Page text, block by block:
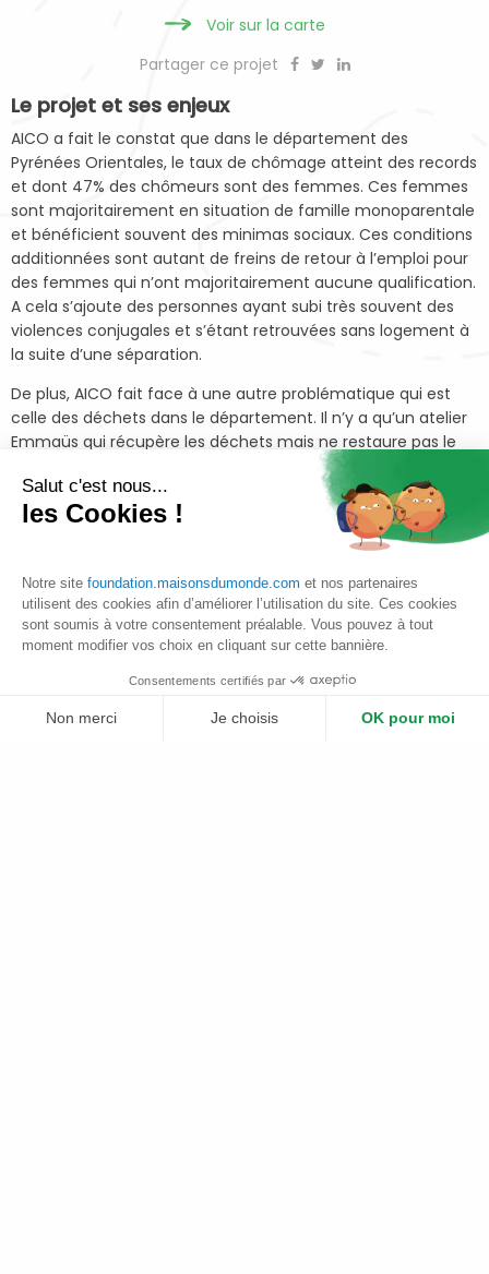
Voir sur la carte
Partager ce projet
Le projet et ses enjeux
AICO a fait le constat que dans le département des
Pyrénées Orientales, le taux de chômage atteint des records
et dont 47% des chômeurs sont des femmes. Ces femmes
sont majoritairement en situation de famille monoparentale
et bénéficient souvent des minimas sociaux. Ces conditions
additionnées sont autant de freins de retour à l’emploi pour
des femmes qui n’ont majoritairement aucune qualification.
A cela s’ajoute des personnes ayant subi très souvent des
violences conjugales et s’étant retrouvées sans logement à
la suite d’une séparation.
De plus, AICO fait face à une autre problématique qui est
celle des déchets dans le département. Il n’y a qu’un atelier
Emmaüs qui récupère les déchets mais ne restaure pas le
C’est pourquoi l’association a lancé son projet de
revalorisation du bois pour répondre à ces
grâce à la revalorisation des déchets et en
particulier du matériau bois.
Ainsi, AICO a pour vocation d’aider davantage de
salariées dans leur réinsertion professionnelle en
revalorisation du bois.
Salut c'est nous...
les Cookies !
Notre site foundation.maisonsdumonde.com et nos partenaires
utilisent des cookies afin d’améliorer l’utilisation du site. Ces cookies
sont soumis à votre consentement préalable. Vous pouvez à tout
moment modifier vos choix en cliquant sur cette bannière.
Consentements certifiés par
Non merci Je choisis OK pour moi